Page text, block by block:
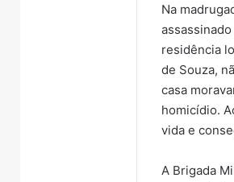
Na
residência
de Souza,
casa
homicídio.
vida e
A Brigada